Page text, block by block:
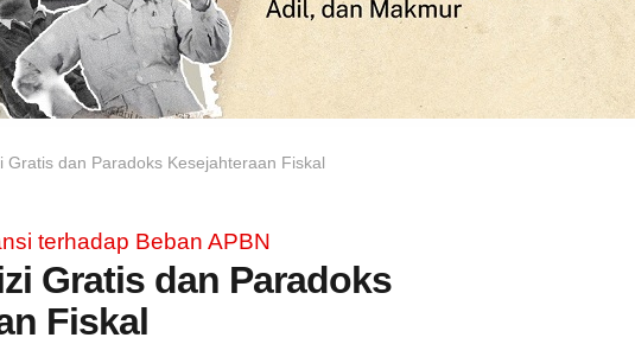
Gratis dan Paradoks Kesejahteraan Fiskal
terhadap Beban APBN
Gratis dan Paradoks
Fiskal